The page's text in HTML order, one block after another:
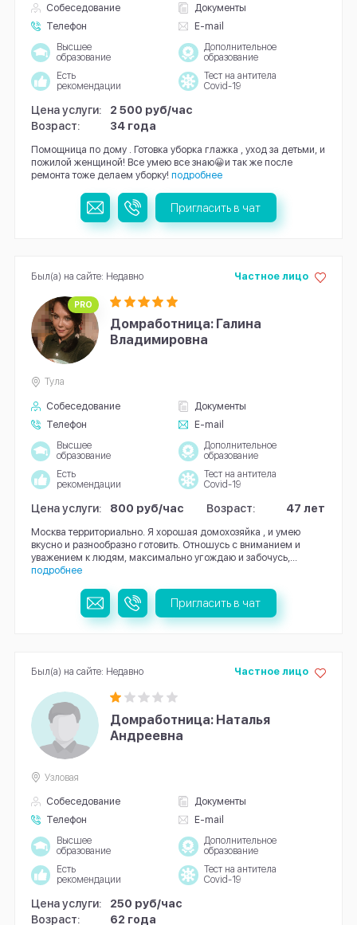
Собеседование
Документы
Телефон
E-mail
Высшее
образование
Дополнительное
образование
Есть
рекомендации
Тест на антитела
Covid-19
Цена услуги:
2 500 руб/час
Возраст:
34 года
Помощница по дому . Готовка уборка глажка , уход за детьми, и
пожилой женщиной! Все умею все знаю😀и так же после
ремонта тоже делаем уборку! подробнее
Пригласить в чат
PRO
Домработница: Галина
Владимировна
Собеседование
Документы
Телефон
E-mail
Частное лицо
Тула
Высшее
образование
Дополнительное
образование
Есть
рекомендации
Тест на антитела
Covid-19
Цена услуги: 800 руб/час Возраст: 47 лет
Москва территориально. Я хорошая домохозяйка , и умею
вкусно и разнообразно готовить. Отношусь с вниманием и
уважением к людям, максимально угождаю и забочусь,...
подробнее
Был(а) на сайте: Недавно
Пригласить в чат
Домработница: Наталья
Андреевна
Собеседование
Документы
Телефон
E-mail
Частное лицо
Узловая
Высшее
образование
Дополнительное
образование
Есть
рекомендации
Тест на антитела
Covid-19
Цена услуги:
250 руб/час
Возраст:
62 года
Был(а) на сайте: Недавно